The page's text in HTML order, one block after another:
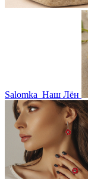
Salomka Наш Лён